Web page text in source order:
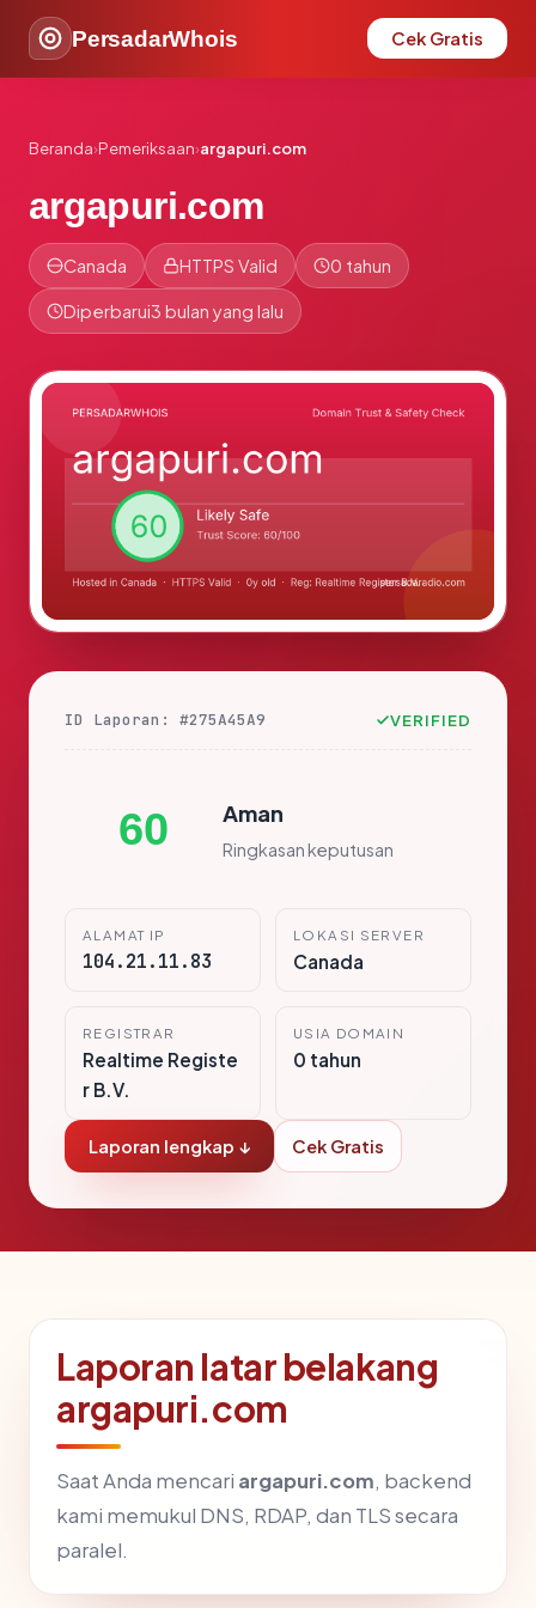
PersadarWhois Cek Gratis
Beranda›Pemeriksaan›argapuri.com
argapuri.com
Canada HTTPS Valid 0 tahun
Diperbarui3 bulan yang lalu
ID Laporan: #275A45A9 VERIFIED
60 Aman
Ringkasan keputusan
ALAMAT IP
104.21.11.83
LOKASI SERVER
Canada
REGISTRAR
Realtime Registe
r B.V.
USIA DOMAIN
0 tahun
Laporan lengkap ↓ Cek Gratis
Laporan latar belakang
argapuri.com
Saat Anda mencari argapuri.com, backend
kami memukul DNS, RDAP, dan TLS secara
paralel.